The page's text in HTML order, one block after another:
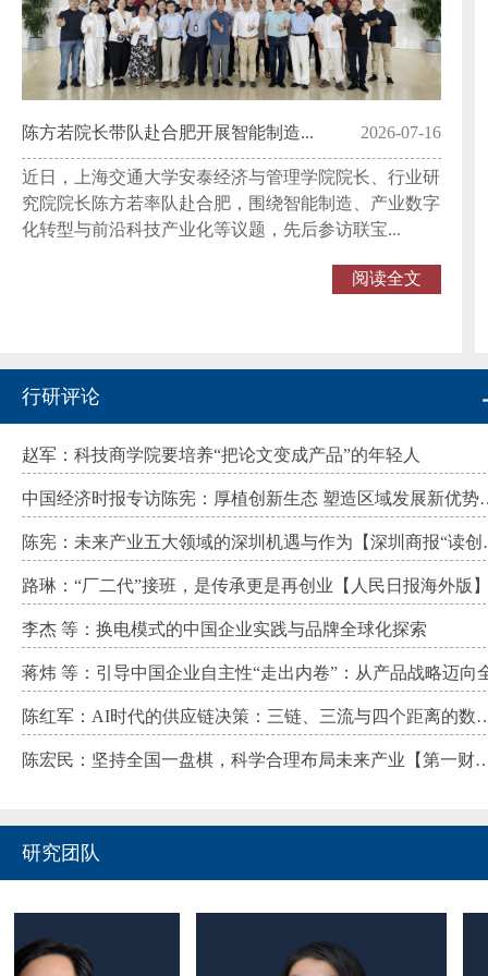
2026-07-16
陈方若院长带队赴合肥开展智能制造...
近日，上海交通大学安泰经济与管理学院院长、行业研
究院院长陈方若率队赴合肥，围绕智能制造、产业数字
化转型与前沿科技产业化等议题，先后参访联宝...
阅读全文
行研评论
赵军：科技商学院要培养“把论文变成产品”的年轻人
中国经济时报专访
陈宪：未
路琳：“厂二代”接班，是传承更是再创业【人民日报海外版
李杰 等：换电模式的中国企业实践与品牌全球化探索
蒋炜 等：引导中国企业自主性“走出内卷”：从产品战略迈向
陈红军：AI时代的供应链决策：
陈宏民：坚持全国一盘棋，科学合
研究团队